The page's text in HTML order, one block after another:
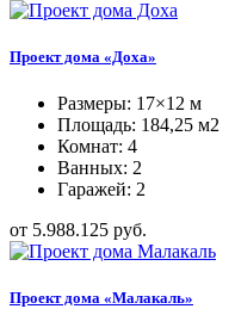
Проект дома «Доха»
Размеры: 17×12 м
Площадь: 184,25 м2
Комнат: 4
Ванных: 2
Гаражей: 2
от 5.988.125 руб.
Проект дома «Малакаль»